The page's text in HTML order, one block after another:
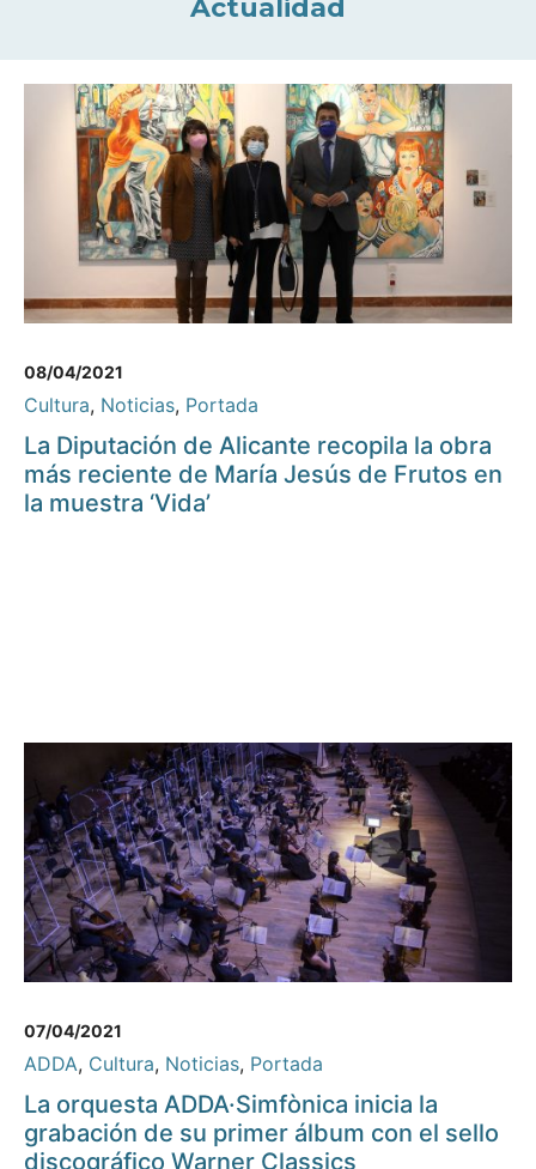
Actualidad
08/04/2021
Cultura, Noticias, Portada
La Diputación de Alicante recopila la obra
más reciente de María Jesús de Frutos en
la muestra ‘Vida’
07/04/2021
ADDA, Cultura, Noticias, Portada
La orquesta ADDA·Simfònica inicia la
grabación de su primer álbum con el sello
discográfico Warner Classics